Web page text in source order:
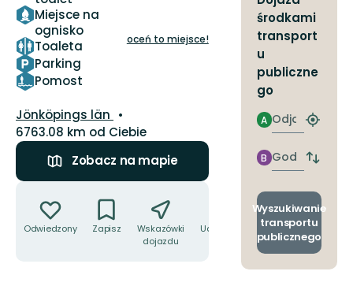
Miejsce na
ognisko
Toaleta
Parking
Pomost
oceń to miejsce!
Województwo:
Jönköpings län
6763.08 km od Ciebie
Zobacz na mapie
Odwiedzony Zapisz
Wskazówki
dojazdu
Udostępnij
środkami
transport
u
publiczne
go
Odjazd
A
Znajdź
Godzinie
przyjazdu
B
Zmiana
i
Wyszukiwanie
transportu
publicznego